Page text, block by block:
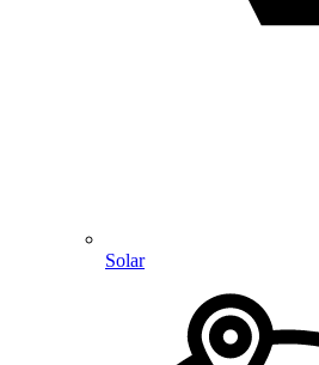
Solar